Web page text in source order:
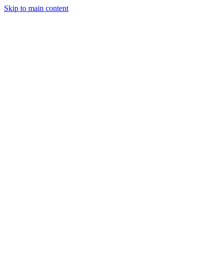
Skip to main content